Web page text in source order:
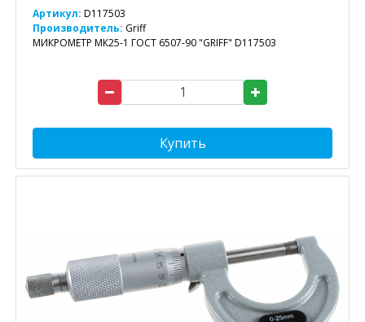
Артикул: D117503
Производитель: Griff
МИКРОМЕТР МК25-1 ГОСТ 6507-90 "GRIFF" D117503
Купить